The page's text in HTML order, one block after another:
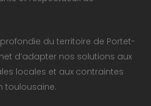
du territoire de Portet-
d’adapter nos solutions aux
locales et aux contraintes
toulousaine.